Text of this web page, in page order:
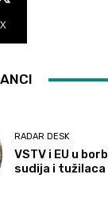
X
RADAR DESK
VSTV i EU u
sudija i tužilaca